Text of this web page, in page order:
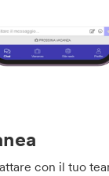
con il tuo